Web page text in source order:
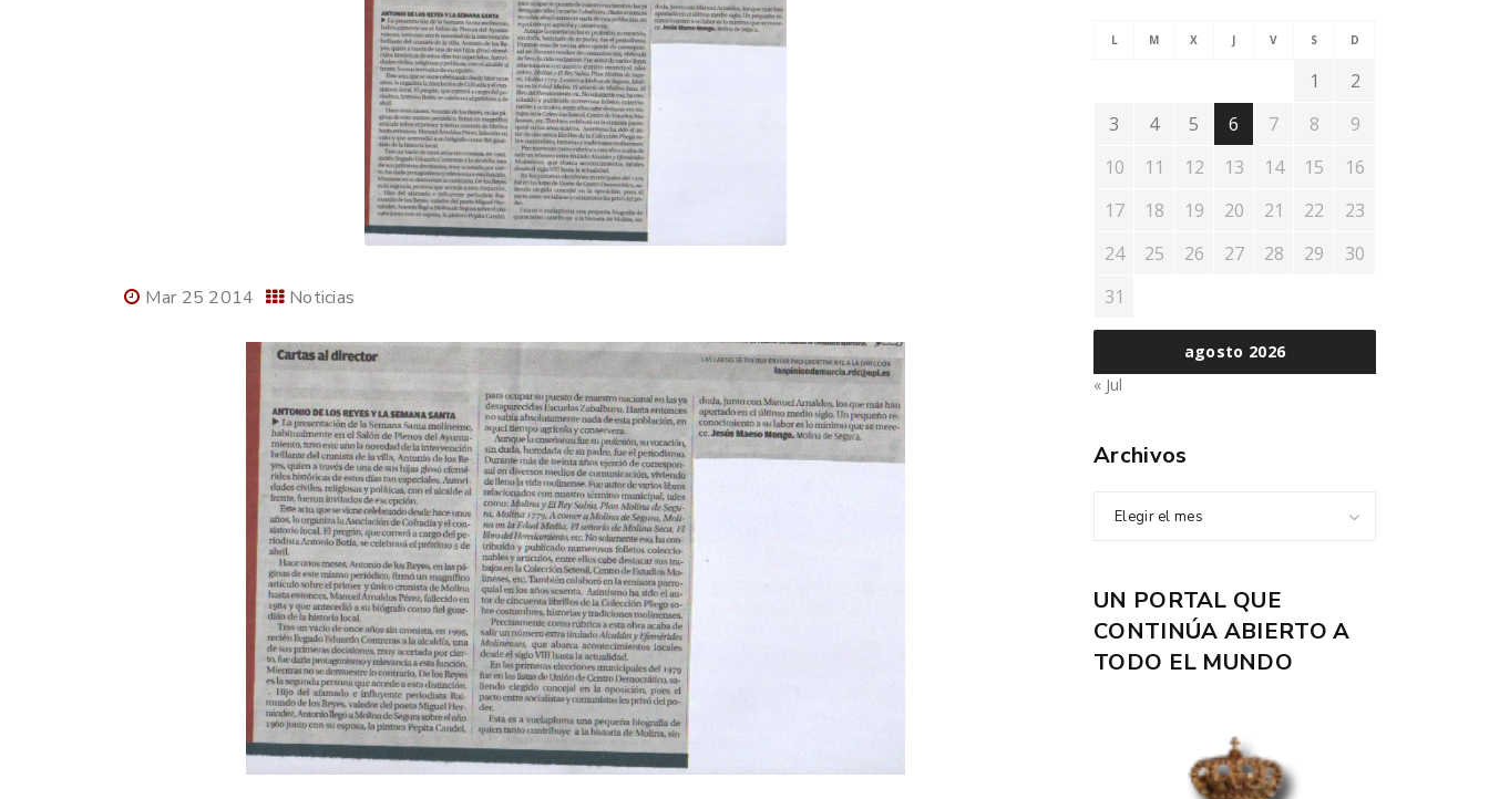
Mar 25 2014 Noticias
agosto 2026
L M X J V S D
1
2
3
4 5 6 7 8
9
10
11 12 13 14 15
16
17
18 19 20 21 22
23
24
25 26 27 28 29
30
31
« Jul
Archivos
Elegir el mes
UN PORTAL QUE
CONTINÚA ABIERTO A
TODO EL MUNDO